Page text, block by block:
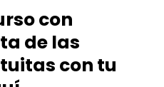
con
de las
con tu